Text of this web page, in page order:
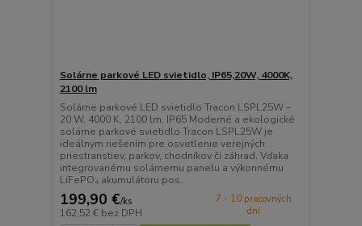
Solárne parkové LED svietidlo, IP65,20W, 4000K,
2100 lm
Solárne parkové LED svietidlo Tracon LSPL25W –
20 W, 4000 K, 2100 lm, IP65 Moderné a ekologické
solárne parkové svietidlo Tracon LSPL25W je
ideálnym riešením pre osvetlenie verejných
priestranstiev, parkov, chodníkov či záhrad. Vďaka
integrovanému solárnemu panelu a výkonnému
LiFePO₄ akumulátoru pos...
199,90 €/ks
162,52 € bez DPH
7 - 10 pracovných
dní